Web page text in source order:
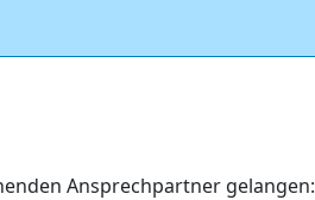
Ansprechpartner gelangen: